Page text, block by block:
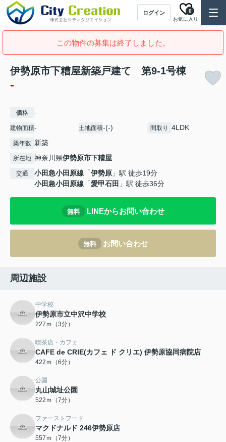
ログイン
お気に入り
0
この物件の募集は終了しました。
伊勢原市下糟屋新築戸建て 第9-1号棟
-
価格 -
建物面積- 土地面積-(-) 間取り 4LDK
築年数 新築
所在地 神奈川県伊勢原市下糟屋
交通 小田急小田原線 「伊勢原 」駅 徒歩19分
小田急小田原線 「愛甲石田 」駅 徒歩36分
無料 LINEからお問い合わせ
無料 お問い合わせ
周辺施設
中学校
伊勢原市立中沢中学校
227ｍ（3分）
喫茶店・カフェ
CAFE de CRIE(カフェ ド クリエ) 伊勢原協同病院店
422ｍ（6分）
公園
丸山城址公園
522ｍ（7分）
ファーストフード
マクドナルド 246伊勢原店
557ｍ（7分）